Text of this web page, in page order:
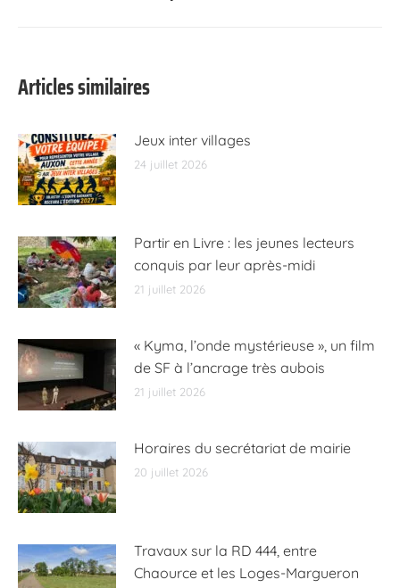
Articles similaires
Jeux inter villages
24 juillet 2026
Partir en Livre : les jeunes lecteurs
conquis par leur après-midi
21 juillet 2026
« Kyma, l’onde mystérieuse », un film
de SF à l’ancrage très aubois
21 juillet 2026
Horaires du secrétariat de mairie
20 juillet 2026
Travaux sur la RD 444, entre
Chaource et les Loges-Margueron